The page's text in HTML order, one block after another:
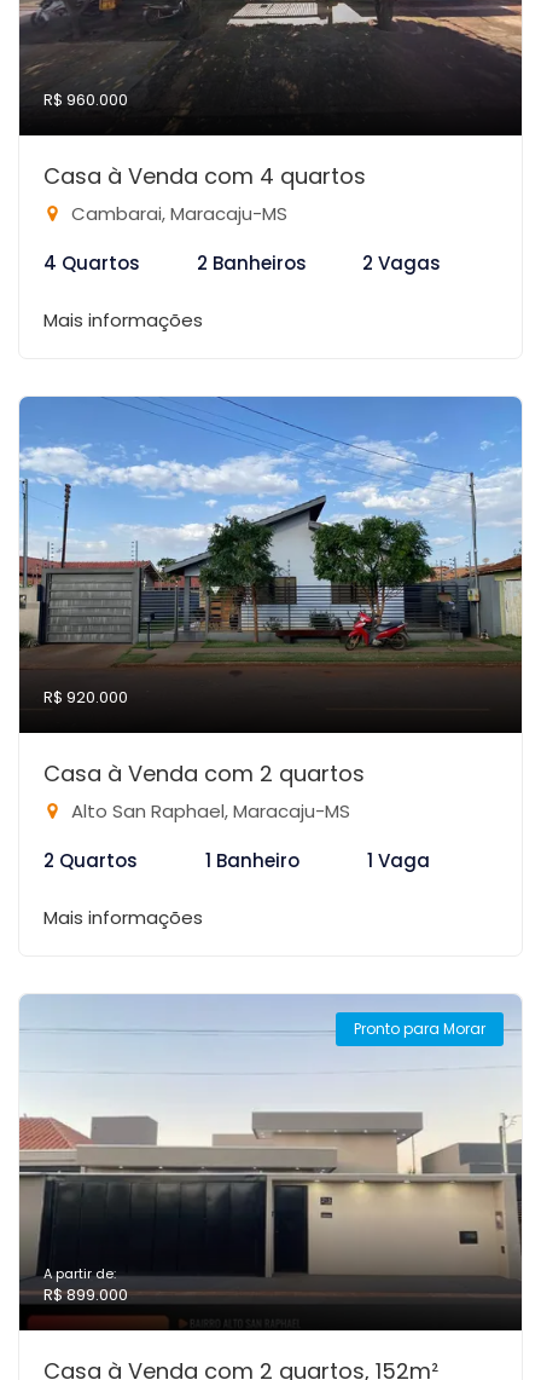
R$ 960.000
Casa à Venda com 4 quartos
Cambarai, Maracaju-MS
4 Quartos
2 Banheiros 2 Vagas
Mais informações
R$ 920.000
Casa à Venda com 2 quartos
Alto San Raphael, Maracaju-MS
2 Quartos
1 Banheiro 1 Vaga
Mais informações
Pronto para Morar
A partir de:
R$ 899.000
Casa à Venda com 2 quartos, 152m²